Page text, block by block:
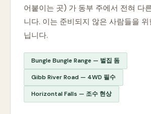
어붙이는 곳) 가 동부 주에서 전혀 다
니다. 이는 준비되지 않은 사람들을 위
닙니다.
Bungle Bungle Range — 벌집 돔
Gibb River Road — 4WD 필수
Horizontal Falls — 조수 현상